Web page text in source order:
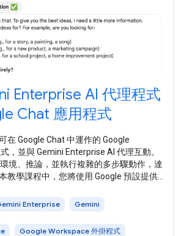
Enterprise AI 代理程式
Chat 應用程式
在 Google Chat 中運作的 Google
，並與 Gemini Enterprise AI 代理互動。
境、推論，並執行複雜的多步驟動作，達
教學課程中，您將使用 Google 預設提供
訊息傳送模式： 在上圖中，使用者與透
Enterprise Gemini
Google Workspace 外掛程式